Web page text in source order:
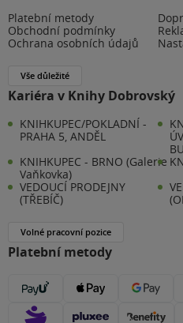
Platební metody
Obchodní podmínky
Ochrana osobních údajů
Vše důležité
Kariéra v Knihy Dobrovský
KNIHKUPEC/POKLADNÍ -
PRAHA 5, ANDĚL
KNIHKUPEC - BRNO (Galerie
Vaňkovka)
VEDOUCÍ PRODEJNY
(TŘEBÍČ)
Volné pracovní pozice
Platební metody